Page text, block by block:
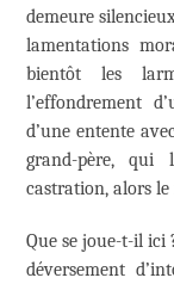
demeure
lamentations
bientôt les
l’effondrement
d’une entente
grand-père, qui
castration, alors
Que se joue-t-il ici
déversement